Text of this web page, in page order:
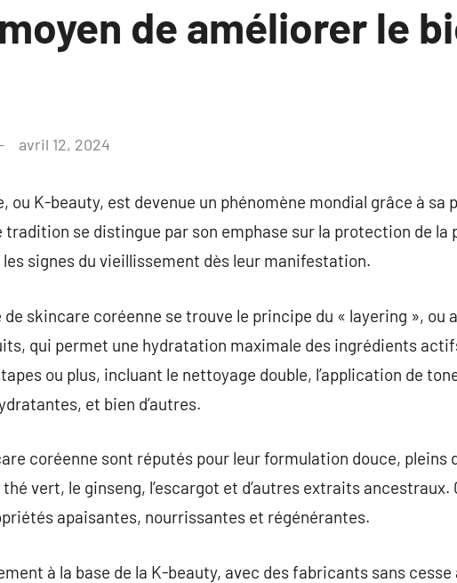
de améliorer le
avril 12, 2024
ou K-beauty, est devenue un phénomène mondial grâce à sa
tradition se distingue par son emphase sur la protection de la
signes du vieillissement dès leur manifestation.
skincare coréenne se trouve le principe du « layering », ou
qui permet une hydratation maximale des ingrédients
ou plus, incluant le nettoyage double, l’application de
et bien d’autres.
coréenne sont réputés pour leur formulation douce, pleins
vert, le ginseng, l’escargot et d’autres extraits
apaisantes, nourrissantes et régénérantes.
à la base de la K-beauty, avec des fabricants sans